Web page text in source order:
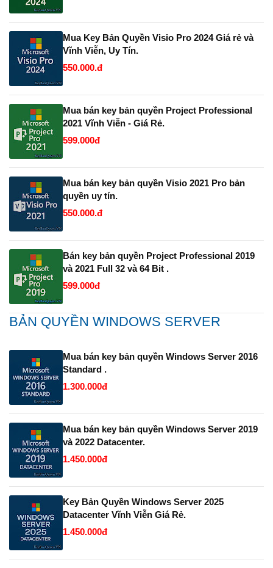
Mua Key Bản Quyền Visio Pro 2024 Giá rẻ và
Vĩnh Viễn, Uy Tín.
550.000.đ
Mua bán key bản quyền Project Professional
2021 Vĩnh Viễn - Giá Rẻ.
599.000đ
Mua bán key bản quyền Visio 2021 Pro bản
quyền uy tín.
550.000.đ
Bán key bản quyền Project Professional 2019
và 2021 Full 32 và 64 Bit .
599.000đ
BẢN QUYỀN WINDOWS SERVER
Mua bán key bản quyền Windows Server 2016
Standard .
1.300.000đ
Mua bán key bản quyền Windows Server 2019
và 2022 Datacenter.
1.450.000đ
Key Bản Quyền Windows Server 2025
Datacenter Vĩnh Viễn Giá Rẻ.
1.450.000đ